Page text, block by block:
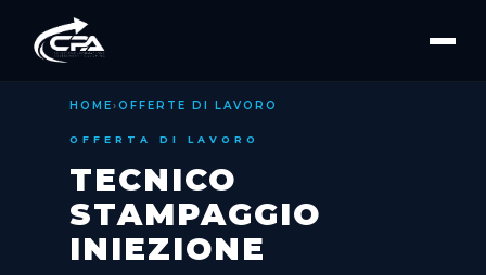
HOME›OFFERTE DI LAVORO
OFFERTA DI LAVORO
TECNICO
STAMPAGGIO
INIEZIONE